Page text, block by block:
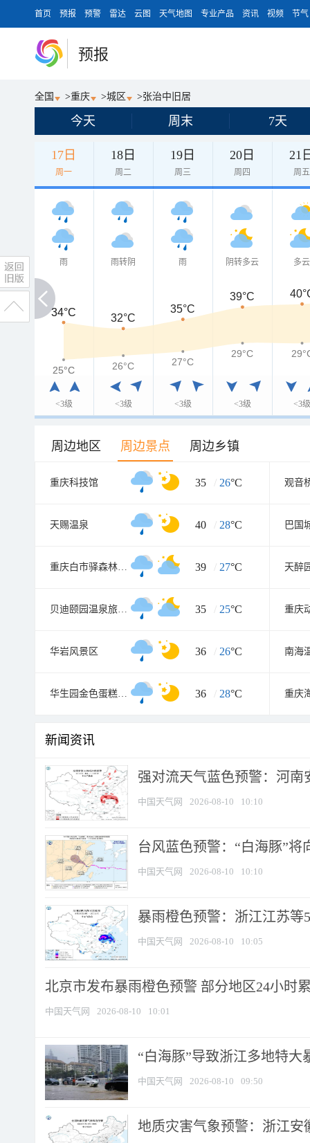
首页 预报 预警 雷达 云图 天气地图 专业产品 资讯 视频 节气
预报
全国 >重庆 >城区 >张治中旧居
今天 周末 7天
17日
周一
18日
周二
19日
周三
20日
周四
21
周五
雨
<3级
雨转阴
<3级
雨
<3级
阴转多云
<3级
多云
<3级
34°C
34°C
32°C
35°C
39°C
25°C
25°C 26°C 27°C
29°C
周边地区 周边景点 周边乡镇
重庆科技馆 35 / 26°C 观音
天赐温泉 40 / 28°C 巴国
重庆白市驿森林公园 39 / 27°C 天醉
贝迪颐园温泉旅游度假区 35 / 25°C 重庆
华岩风景区 36 / 26°C 南海
华生园金色蛋糕梦幻王国 36 / 28°C
新闻资讯
强对流天气蓝色预警：河南
中国天气网 2026-08-10 10:10
台风蓝色预警：“白海豚”
中国天气网 2026-08-10 10:10
暴雨橙色预警：浙江江苏等
中国天气网 2026-08-10 10:05
北京市发布暴雨橙色预警 部分地区24小时
中国天气网 2026-08-10 10:01
“白海豚”导致浙江多地特大
中国天气网 2026-08-10 09:50
地质灾害气象预警：浙江安